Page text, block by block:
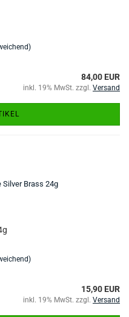
84,00 EUR
inkl. 19% MwSt. zzgl. Versand
15,90 EUR
inkl. 19% MwSt. zzgl. Versand